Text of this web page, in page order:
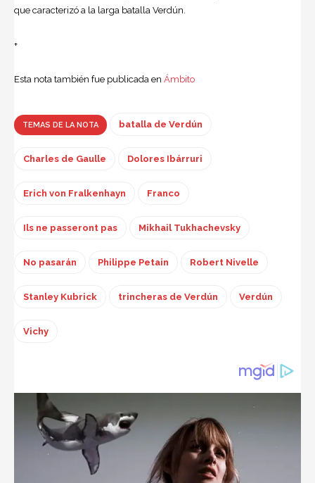
que caracterizó a la larga batalla Verdún.
+
Esta nota también fue publicada en Ámbito
TEMAS DE LA NOTA batalla de Verdún
Charles de Gaulle Dolores Ibárruri
Erich von Fralkenhayn Franco
Ils ne passeront pas Mikhail Tukhachevsky
No pasarán Philippe Petain Robert Nivelle
Stanley Kubrick trincheras de Verdún Verdún
Vichy